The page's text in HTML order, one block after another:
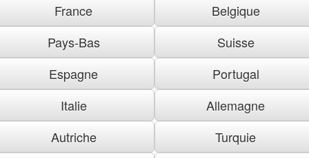
France
Belgique
Pays-Bas
Suisse
Espagne
Portugal
Italie
Allemagne
Autriche
Turquie